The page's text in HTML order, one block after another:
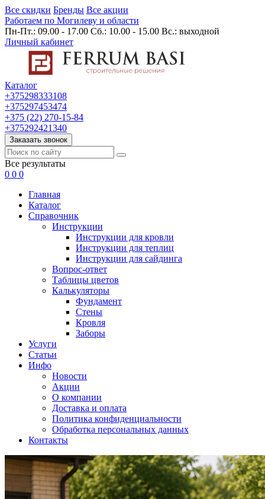
Все скидки Бренды Все акции
Работаем по Могилеву и области
Пн-Пт.: 09.00 - 17.00 Сб.: 10.00 - 15.00 Вс.: выходной
Личный кабинет
Каталог
+375298333108
+375297453474
+375 (22) 270-15-84
+375292421340
Заказать звонок
Все результаты
0 0 0
Главная
Каталог
Cправочник
Инструкции
Инструкции для кровли
Инструкции для теплиц
Инструкции для сайдинга
Вопрос-ответ
Таблицы цветов
Калькуляторы
Фундамент
Стены
Кровля
Заборы
Услуги
Статьи
Инфо
Новости
Акции
О компании
Доставка и оплата
Политика конфиденциальности
Обработка персональных данных
Контакты